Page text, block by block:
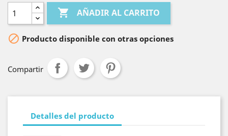
 AÑADIR AL CARRITO
 Producto disponible con otras opciones
Compartir
Detalles del producto